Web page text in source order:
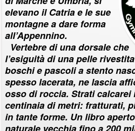
elevano il Catria e le sue
montagne a dare forma
all’Appennino.
Vertebre di una dorsale che
l’esiguità di una pelle
boschi e pascoli a stento
spesso lacerata, ne lascia
osso di roccia. Strati calcarei
centinaia di metri: fratturati,
in tante forme. Un libro